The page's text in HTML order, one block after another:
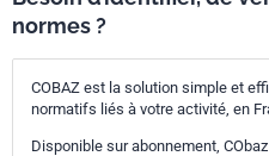
normes ?
COBAZ est la solution simple et
normatifs liés à votre activité, en
Disponible sur abonnement,